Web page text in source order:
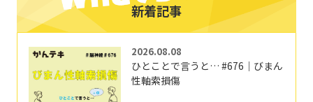
新着記事
2026.08.08
ひとことで言うと… #676｜びまん
性軸索損傷